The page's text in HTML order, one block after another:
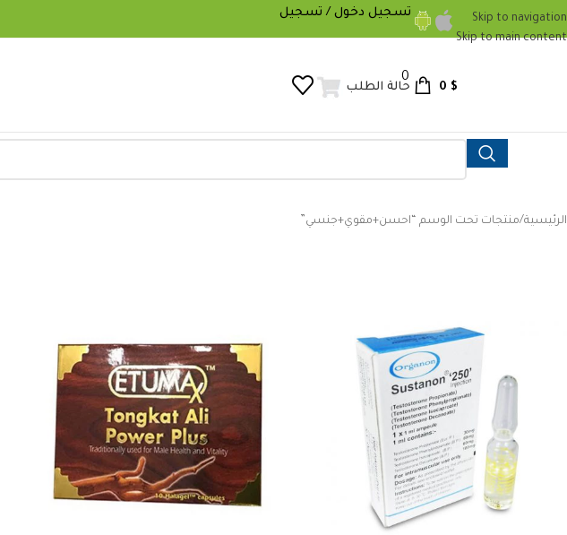
Skip to navigation
Skip to main content
تسجيل دخول / تسجيل
حالة الطلب
0
0 $
الرئيسية منتجات تحت الوسم “احسن+مقوي+جنسي”